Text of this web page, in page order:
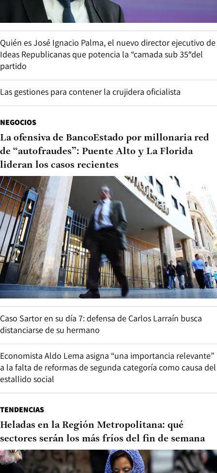
Quién es José Ignacio Palma, el nuevo director ejecutivo de
Ideas Republicanas que potencia la “camada sub 35″del
partido
Las gestiones para contener la crujidera oficialista
NEGOCIOS
La ofensiva de BancoEstado por millonaria red
de “autofraudes”: Puente Alto y La Florida
lideran los casos recientes
Caso Sartor en su día 7: defensa de Carlos Larraín busca
distanciarse de su hermano
Economista Aldo Lema asigna “una importancia relevante”
a la falta de reformas de segunda categoría como causa del
estallido social
TENDENCIAS
Heladas en la Región Metropolitana: qué
sectores serán los más fríos del fin de semana